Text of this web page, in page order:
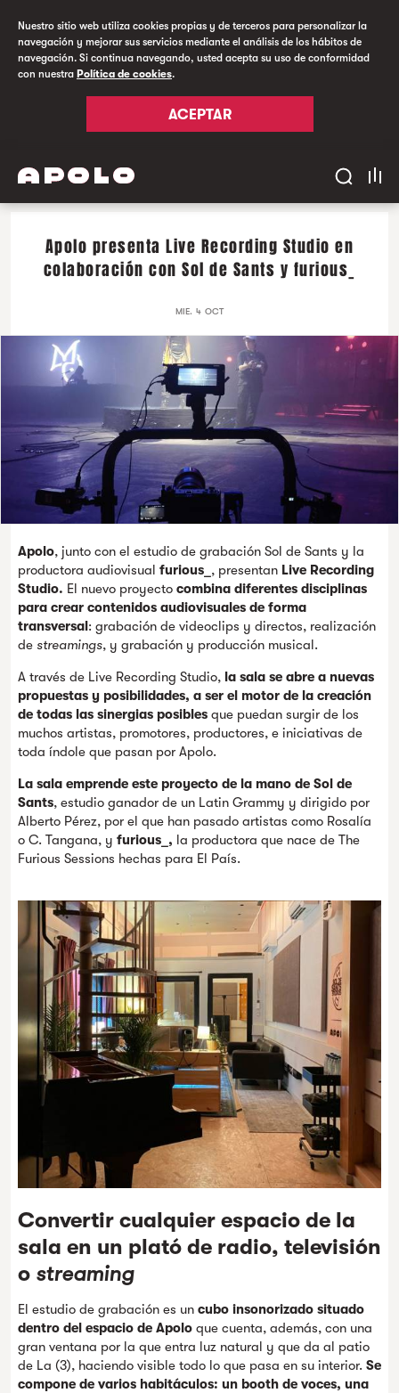
Nuestro sitio web utiliza cookies propias y de terceros para personalizar la
navegación y mejorar sus servicios mediante el análisis de los hábitos de
navegación. Si continua navegando, usted acepta su uso de conformidad
con nuestra Política de cookies.
ACEPTAR
Apolo presenta Live Recording Studio en
colaboración con Sol de Sants y furious_
MIE. 4 OCT
Apolo, junto con el estudio de grabación Sol de Sants y la
productora audiovisual furious_ , presentan Live Recording
Studio. El nuevo proyecto combina diferentes disciplinas
para crear contenidos audiovisuales de forma
transversal: grabación de videoclips y directos, realización
de streamings, y grabación y producción musical.
A través de Live Recording Studio, la sala se abre a nuevas
propuestas y posibilidades, a ser el motor de la creación
de todas las sinergias posibles que puedan surgir de los
muchos artistas, promotores, productores, e iniciativas de
toda índole que pasan por Apolo.
La sala emprende este proyecto de la mano de Sol de
Sants, estudio ganador de un Latin Grammy y dirigido por
Alberto Pérez, por el que han pasado artistas como Rosalía
o C. Tangana, y furious_, la productora que nace de The
Furious Sessions hechas para El País.
Convertir cualquier espacio de la
sala en un plató de radio, televisión
o streaming
El estudio de grabación es un cubo insonorizado situado
dentro del espacio de Apolo que cuenta, además, con una
gran ventana por la que entra luz natural y que da al patio
de La (3), haciendo visible todo lo que pasa en su interior. Se
compone de varios habitáculos: un booth de voces, una